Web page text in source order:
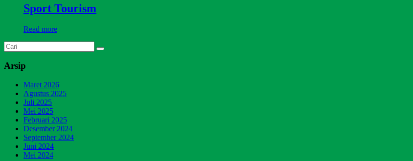
Sport Tourism
Read more
Arsip
Maret 2026
Agustus 2025
Juli 2025
Mei 2025
Februari 2025
Desember 2024
September 2024
Juni 2024
Mei 2024